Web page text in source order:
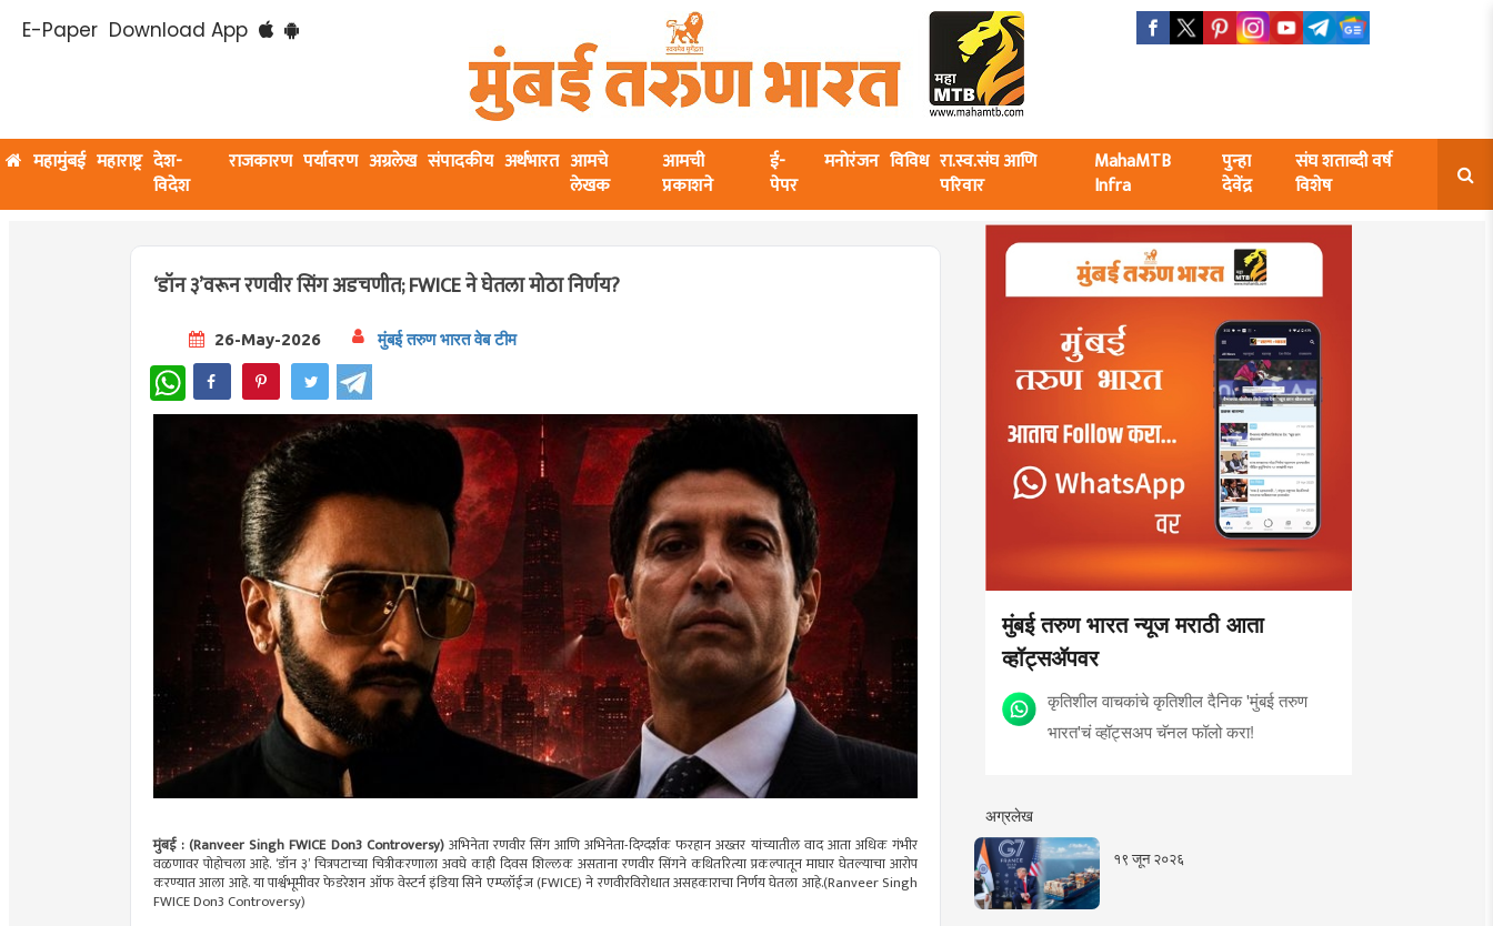
E-Paper Download App
महामुंबई महाराष्ट्र देश-
विदेश
राजकारण पर्यावरण अग्रलेख संपादकीय अर्थभारत आमचे
लेखक
आमची
प्रकाशने
ई-
पेपर
मनोरंजन विविध रा.स्व.संघ आणि
परिवार
MahaMTB
Infra
पुन्हा
देवेंद्र
संघ शताब्दी वर्ष
विशेष
‘डॉन ३’वरून रणवीर सिंग अडचणीत; FWICE ने घेतला मोठा निर्णय?
26-May-2026 मुंबई तरुण भारत वेब टीम
WhatsApp
मुंबई : (Ranveer Singh FWICE Don3 Controversy)अभिनेता रणवीर सिंग आणि अभिनेता-दिग्दर्शक फरहान अख्तर यांच्यातील वाद आता अधिक गंभीर
वळणावर पोहोचला आहे. ‘डॉन ३’ चित्रपटाच्या चित्रीकरणाला अवघे काही दिवस शिल्लक असताना रणवीर सिंगने कथितरित्या प्रकल्पातून माघार घेतल्याचा आरोप
करण्यात आला आहे. या पार्श्वभूमीवर फेडरेशन ऑफ वेस्टर्न इंडिया सिने एम्प्लॉईज (FWICE) ने रणवीरविरोधात असहकाराचा निर्णय घेतला आहे.(Ranveer Singh
FWICE Don3 Controversy)
मुंबई तरुण भारत न्यूज मराठी आता
व्हॉट्सॲपवर
कृतिशील वाचकांचे कृतिशील दैनिक 'मुंबई तरुण
भारत'चं व्हॉट्सअप चॅनल फॉलो करा!
अग्रलेख
१९ जून २०२६